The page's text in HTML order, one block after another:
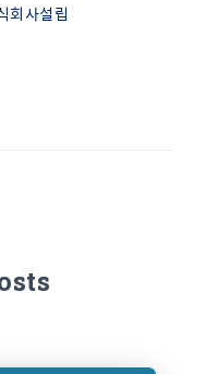
회사설립